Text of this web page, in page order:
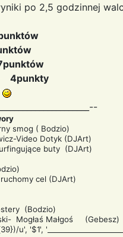
po 2,5 godzinnej
4punkty
smog ( Bodzio)
Video Dotyk (DJArt)
buty (DJArt)
cel (DJArt)
(Bodzio)
Mogłaś Małgoś (Gebesz)
u', '$1',